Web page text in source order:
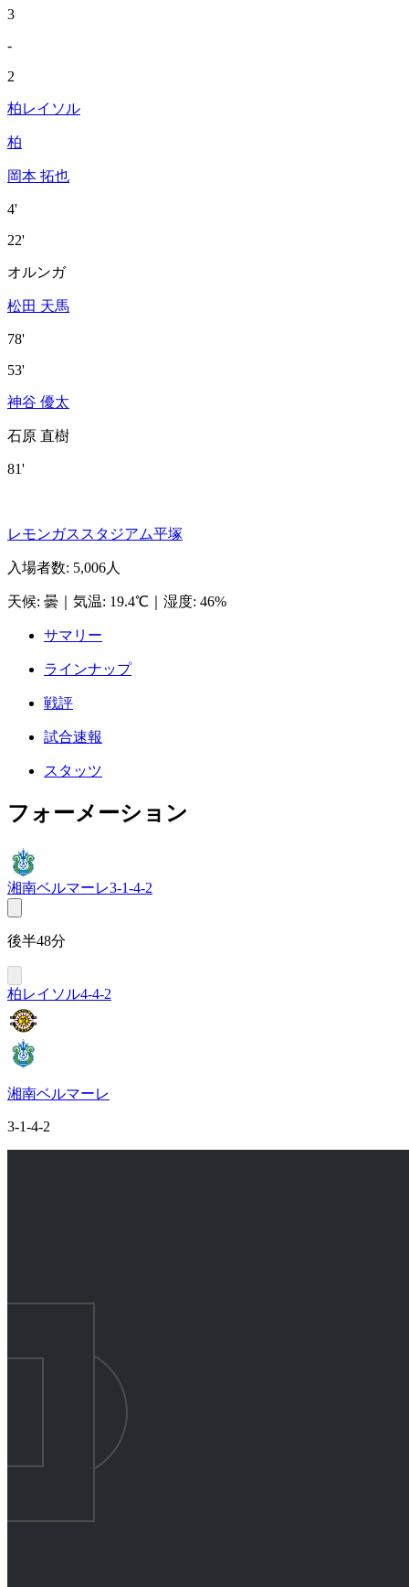
3
-
2
柏レイソル
柏
岡本 拓也
4'
22'
オルンガ
松田 天馬
78'
53'
神谷 優太
石原 直樹
81'
レモンガススタジアム平塚
入場者数: 5,006人
天候: 曇 気温: 19.4℃ 湿度: 46%
サマリー
ラインナップ
戦評
試合速報
スタッツ
フォーメーション
湘南ベルマーレ3-1-4-2
後半48分
柏レイソル4-4-2
湘南ベルマーレ
3-1-4-2